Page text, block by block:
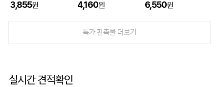
3,855원
4,160원
6,550원
특가 판촉물 더보기
실시간 견적확인
주OO
[굿즈]타이틀리스트 HVC 9구세트
조OO